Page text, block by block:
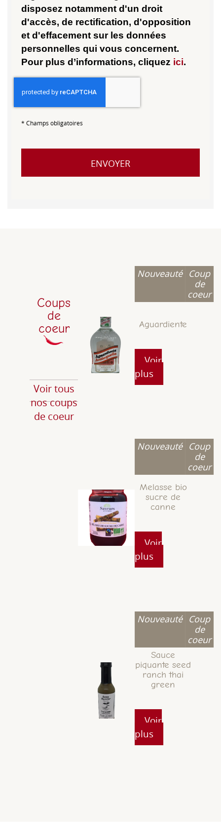
disposez notamment d'un droit
d'accès, de rectification, d'opposition
et d'effacement sur les données
personnelles qui vous concernent.
Pour plus d’informations, cliquez ici.
*Champs obligatoires
Coups
de
coeur
Voir tous
nos coups
de coeur
Aguardiente
Nouveauté Coup
de
coeur
Voir
plus
Melasse bio
sucre de
canne
Nouveauté Coup
de
coeur
Voir
plus
Sauce
piquante seed
ranch thai
green
Nouveauté Coup
de
coeur
Voir
plus